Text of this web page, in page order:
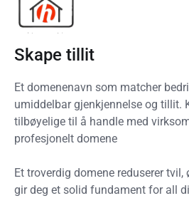
Skape tillit
Et domenenavn som matcher
umiddelbar gjenkjennelse og tillit.
tilbøyelige til å handle med
profesjonelt domene
Et troverdig domene reduserer tvil,
gir deg et solid fundament for all